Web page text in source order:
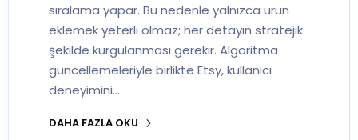
sıralama yapar. Bu nedenle yalnızca ürün
eklemek yeterli olmaz; her detayın stratejik
şekilde kurgulanması gerekir. Algoritma
güncellemeleriyle birlikte Etsy, kullanıcı
deneyimini…
DAHA FAZLA OKU